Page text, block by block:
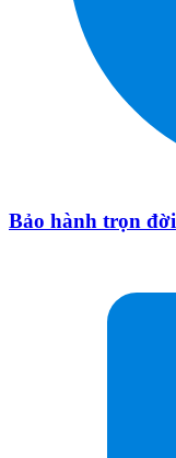
Bảo hành trọn đời